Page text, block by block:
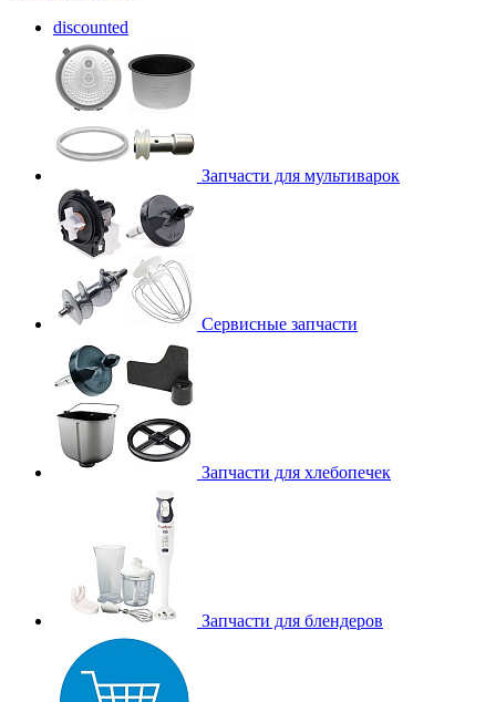
discounted
Запчасти для мультиварок
Сервисные запчасти
Запчасти для хлебопечек
Запчасти для блендеров